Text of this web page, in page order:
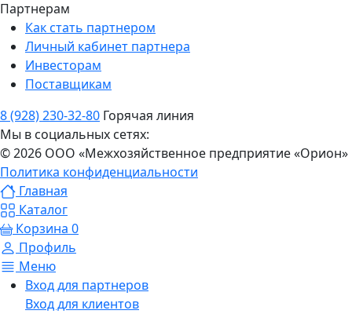
Партнерам
Как стать партнером
Личный кабинет партнера
Инвесторам
Поставщикам
8 (928) 230-32-80 Горячая линия
Мы в социальных сетях:
© 2026 ООО «Межхозяйственное предприятие «Орион»
Политика конфиденциальности
Главная
Каталог
Корзина 0
Профиль
Меню
Вход для партнеров
Вход для клиентов